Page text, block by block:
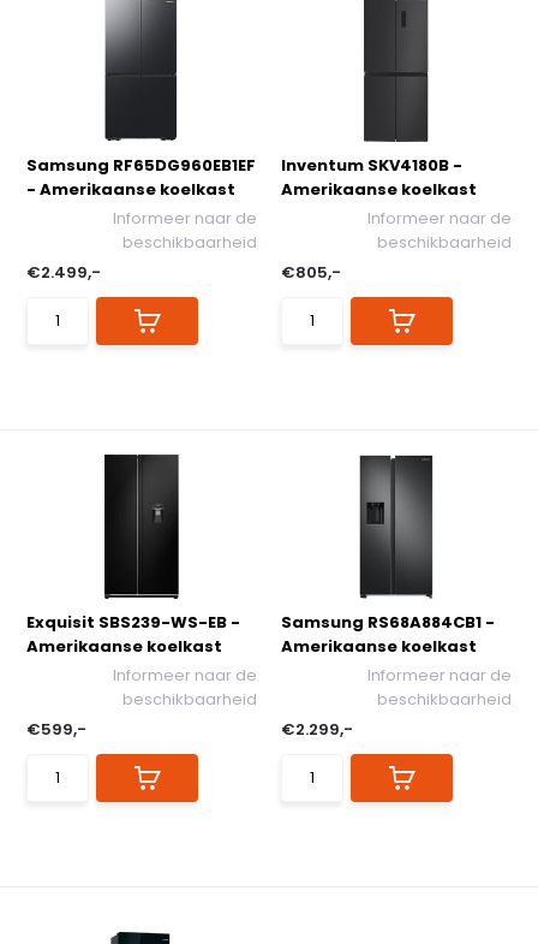
Samsung RF65DG960EB1EF
- Amerikaanse koelkast
Informeer naar de
beschikbaarheid
€2.499,-
Inventum SKV4180B -
Amerikaanse koelkast
Informeer naar de
beschikbaarheid
€805,-
Exquisit SBS239-WS-EB -
Amerikaanse koelkast
Informeer naar de
beschikbaarheid
€599,-
Samsung RS68A884CB1 -
Amerikaanse koelkast
Informeer naar de
beschikbaarheid
€2.299,-